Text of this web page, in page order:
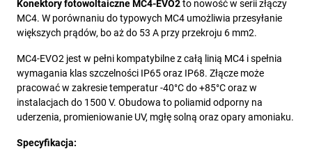
Konektory fotowoltaiczne MC4-EVO2to nowość w serii złączy
MC4. W porównaniu do typowych MC4 umożliwia przesyłanie
większych prądów, bo aż do 53 A przy przekroju 6 mm2.
MC4-EVO2 jest w pełni kompatybilne z całą linią MC4 i spełnia
wymagania klas szczelności IP65 oraz IP68. Złącze może
pracować w zakresie temperatur -40°C do +85°C oraz w
instalacjach do 1500 V. Obudowa to poliamid odporny na
uderzenia, promieniowanie UV, mgłę solną oraz opary amoniaku.
Specyfikacja: